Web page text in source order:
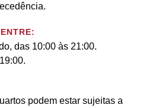
das 10:00 às 21:00.
podem estar sujeitas a